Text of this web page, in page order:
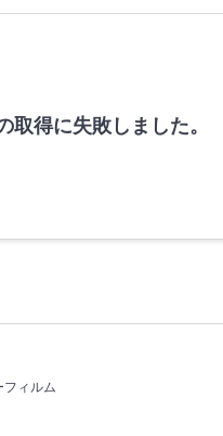
取得に失敗しました。
フィルム